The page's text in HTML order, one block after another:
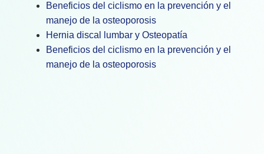
Beneficios del ciclismo en la prevención y el
manejo de la osteoporosis
Hernia discal lumbar y Osteopatía
Beneficios del ciclismo en la prevención y el
manejo de la osteoporosis